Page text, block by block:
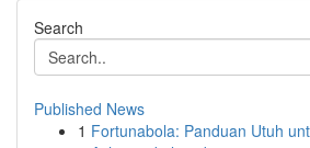
Search
Published News
1 Fortunabola: Panduan Utuh